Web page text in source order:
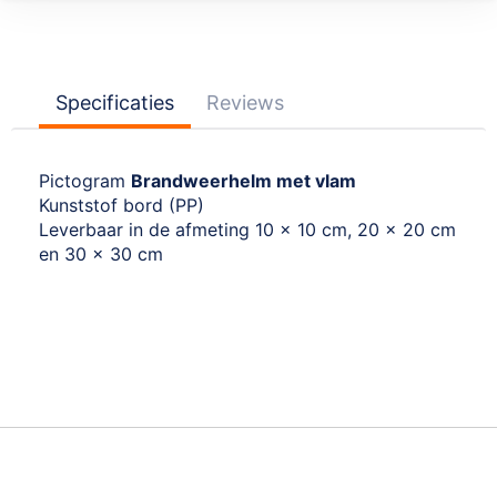
Specificaties Reviews
Pictogram Brandweerhelm met vlam
Kunststof bord (PP)
Leverbaar in de afmeting 10 x 10 cm, 20 x 20 cm
en 30 x 30 cm